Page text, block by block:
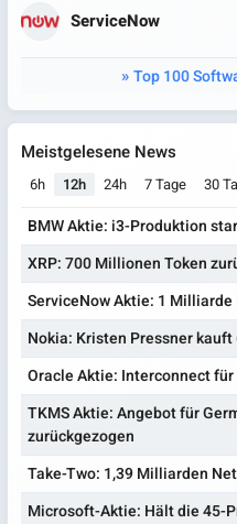
ServiceNow
Top 100
Meistgelesene News
6h 12h 24h 7 Tage 30
BMW Aktie: i3-Produktion
XRP: 700 Millionen Token
ServiceNow Aktie: 1
Nokia: Kristen Pressner
Oracle Aktie: Interconnect
TKMS Aktie: Angebot für
zurückgezogen
Take-Two: 1,39 Milliarden
Microsoft-Aktie: Hält die 45-